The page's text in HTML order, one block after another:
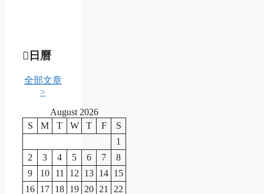
日曆
全部文章
>
August 2026
S
M T W T F
S
1
2
3 4 5 6 7
8
9
10 11 12 13 14 15
16 17 18 19 20 21 22